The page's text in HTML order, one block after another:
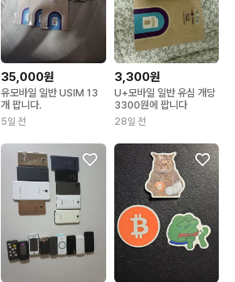
35,000원
유모바일 일반 USIM 13
개 팝니다.
5일 전
3,300원
U+모바일 일반 유심 개당
3300원에 팝니다
28일 전